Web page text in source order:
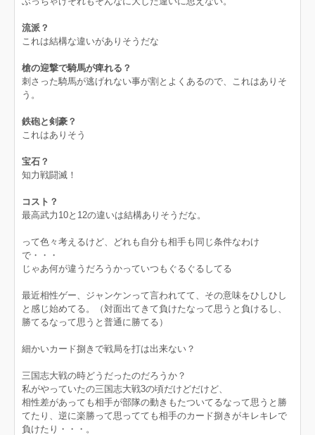
流派？
これは結構な違いがありそうだな
槍の迎撃で騎馬が痺れる？
刺さった騎馬が逃げれない事が割とよくあるので、これはありそ
う。
鉄砲と剣豪？
これはありそう
宝石？
知力戦闘滅！
コスト？
最高武力10と12の違いは結構ありそうだな。
って色々考えるけど、どれも自分も相手も同じ条件なわけ
で・・・
じゃあ何が違うだろうかっていつもぐるぐるしてる
最近相性ゲー、ジャンケンって言われてて、その意味をひしひし
と感じ始めてる。（対面出てきて負けたなって思うと負けるし、
勝てるなって思うと普通に勝てる）
細かいカード捌きで戦局を打は出来ない？
三国志大戦の時どうだったのだろうか？
私がやっていたの三国志大戦3の頃だけどだけど、
相性差があっても相手が部隊の動きもたついてるなって思うと勝
てたり、逆に楽勝って思ってても相手のカード捌きがキレキレで
負けたり・・・。